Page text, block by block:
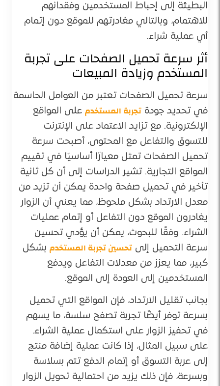
البطيئة إلى إحباط المستخدمين وفقدانهم
للاهتمام، وبالتالي مغادرتهم للموقع دون إتمام
أي عملية شراء.
أثر سرعة تحميل الصفحات على تجربة
المستخدم وزيادة المبيعات
سرعة تحميل الصفحات تعتبر من العوامل الحاسمة
في تحديد جودة تجربة المستخدم على المواقع
الإلكترونية. مع تزايد الاعتماد على الإنترنت
للتسوق والتفاعل مع المحتوى، أصبحت سرعة
تحميل الصفحات تمثل معيارًا أساسيًا في تقييم
المواقع التجارية. تشير الدراسات إلى أن كل ثانية
تأخير في تحميل صفحة واحدة يمكن أن تزيد من
معدل الارتداد بشكل ملحوظ، مما يعني أن الزوار
يغادرون الموقع دون التفاعل أو إتمام عمليات
الشراء. وفقًا للبحوث، يمكن أن يؤدي تحسين
سرعة التحميل إلى تحسين تجربة المستخدم بشكل
كبير، مما يعزز من معدلات التفاعل ويدفع
المستخدمين إلى العودة إلى الموقع​.
بجانب تقليل الارتداد، فإن المواقع التي تحميل
بسرعة توفر أيضًا تجربة تصفح سلسة، ما يسهم
في تحفيز الزوار على استكمال عملية الشراء.
على سبيل المثال، إذا كانت عملية إضافة منتج
إلى عربة التسوق أو إتمام الدفع تتم بسلاسة
وبسرعة، فإن ذلك يزيد من احتمالية تحويل الزوار